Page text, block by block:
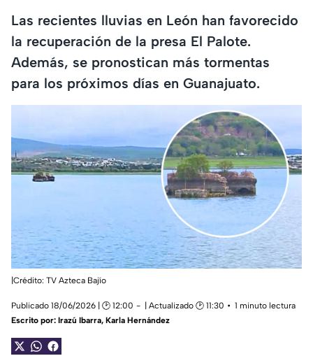
Las recientes lluvias en León han favorecido
la recuperación de la presa El Palote.
Además, se pronostican más tormentas
para los próximos días en Guanajuato.
|Crédito: TV Azteca Bajío
Publicado 18/06/2026 | 🕑 12:00 | Actualizado 🕑 11:30
1 minuto lectura
Escrito por: Irazú Ibarra, Karla Hernández